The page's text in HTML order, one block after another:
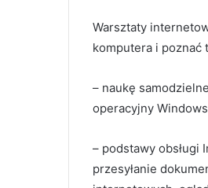
Warsztaty
komputera i poznać
– naukę
operacyjny
– podstawy obsługi
przesyłanie